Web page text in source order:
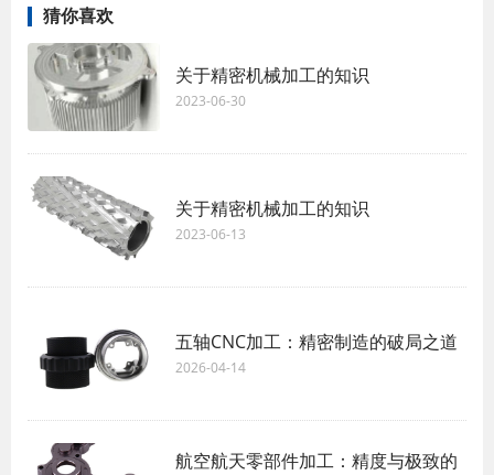
猜你喜欢
关于精密机械加工的知识
2023-06-30
关于精密机械加工的知识
2023-06-13
五轴CNC加工：精密制造的破局之道
2026-04-14
航空航天零部件加工：精度与极致的